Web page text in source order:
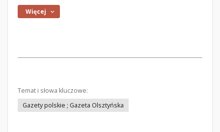
Więcej
Temat i słowa kluczowe:
Gazety polskie ; Gazeta Olsztyńska